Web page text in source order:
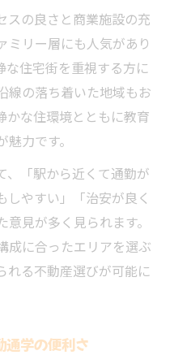
スの良さと商業施設の充
ミリー層にも人気があり
な住宅街を重視する方に
線の落ち着いた地域もお
かな住環境とともに教育
力です。
、「駅から近くて通勤が
やすい」「治安が良く
見が多く見られます。
成に合ったエリアを選ぶ
れる不動産選びが可能に
通学の便利さ